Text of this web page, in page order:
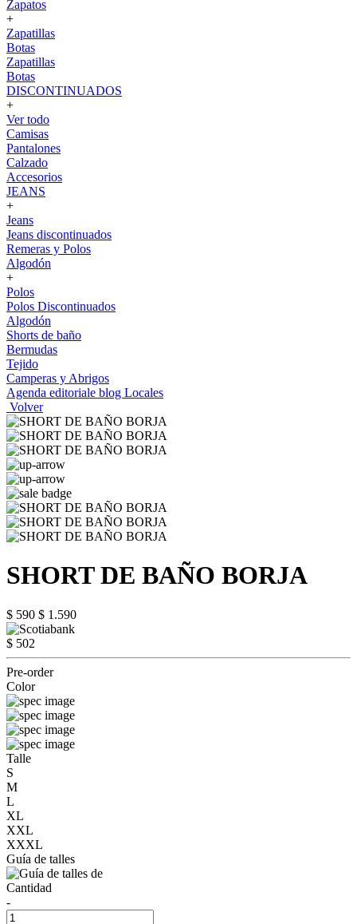
Zapatos
+
Zapatillas
Botas
Zapatillas
Botas
DISCONTINUADOS
+
Ver todo
Camisas
Pantalones
Calzado
Accesorios
JEANS
+
Jeans
Jeans discontinuados
Remeras y Polos
Algodón
+
Polos
Polos Discontinuados
Algodón
Shorts de baño
Bermudas
Tejido
Camperas y Abrigos
Agenda editoriale blog Locales
Volver
SHORT DE BAÑO BORJA
$ 590 $ 1.590
$ 502
Pre-order
Color
Talle
S
M
L
XL
XXL
XXXL
Guía de talles
Cantidad
-